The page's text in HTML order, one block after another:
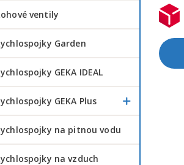
Rohové ventily
Rychlospojky Garden
Rychlospojky GEKA IDEAL
Rychlospojky GEKA Plus
Rychlospojky na pitnou vodu
Rychlospojky na vzduch